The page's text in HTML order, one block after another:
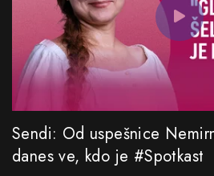
Sendi: Od uspešnice
danes ve, kdo je #Spotkast